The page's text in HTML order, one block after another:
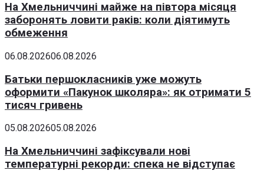
На Хмельниччині майже на півтора місяця
заборонять ловити раків: коли діятимуть
обмеження
06.08.202606.08.2026
Батьки першокласників уже можуть
оформити «Пакунок школяра»: як отримати 5
тисяч гривень
05.08.202605.08.2026
На Хмельниччині зафіксували нові
температурні рекорди: спека не відступає